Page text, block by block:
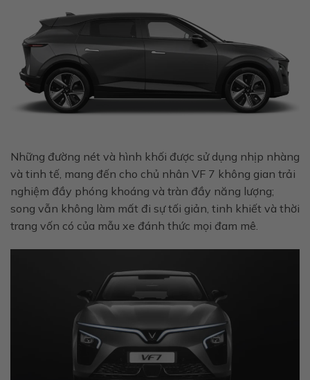
Những đường nét và hình khối được sử dụng nhịp nhàng
và tinh tế, mang đến cho chủ nhân VF 7 không gian trải
nghiệm đầy phóng khoáng và tràn đầy năng lượng;
song vẫn không làm mất đi sự tối giản, tinh khiết và thời
trang vốn có của mẫu xe đánh thức mọi đam mê.